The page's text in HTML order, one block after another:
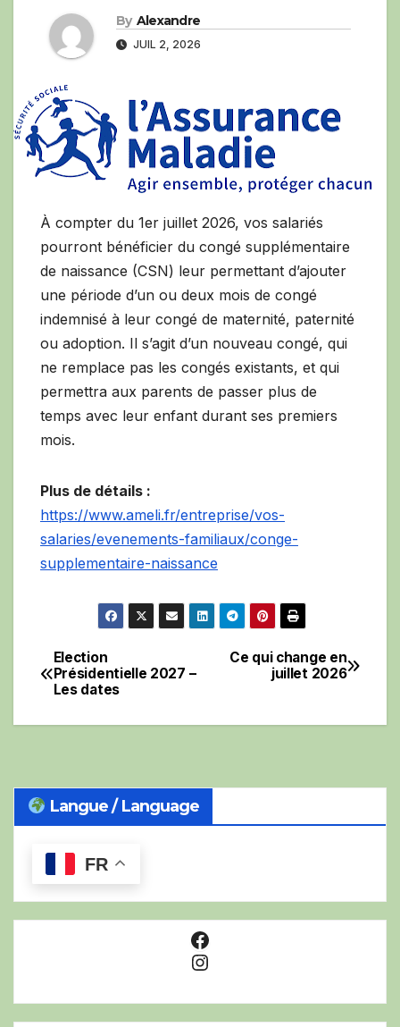
By Alexandre
JUIL 2, 2026
À compter du 1er juillet 2026, vos salariés
pourront bénéficier du congé supplémentaire
de naissance (CSN) leur permettant d’ajouter
une période d’un ou deux mois de congé
indemnisé à leur congé de maternité, paternité
ou adoption. Il s’agit d’un nouveau congé, qui
ne remplace pas les congés existants, et qui
permettra aux parents de passer plus de
temps avec leur enfant durant ses premiers
mois.
Plus de détails :
https://www.ameli.fr/entreprise/vos-
salaries/evenements-familiaux/conge-
supplementaire-naissance
Navigation
de
Ce qui change en
juillet 2026
Election
Présidentielle 2027 –
Les dates
Langue / Language
FR
Facebook
Instagram